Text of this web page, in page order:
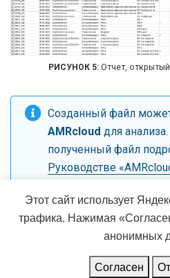
Отчет, открытый
Созданный файл
AMRcloud для
полученный файл
Руководстве
Обновлено 25 мая 2022
AMRcloud © 2026 · Powered by
Этот сайт использует
трафика. Нажимая
анонимных
Согласен